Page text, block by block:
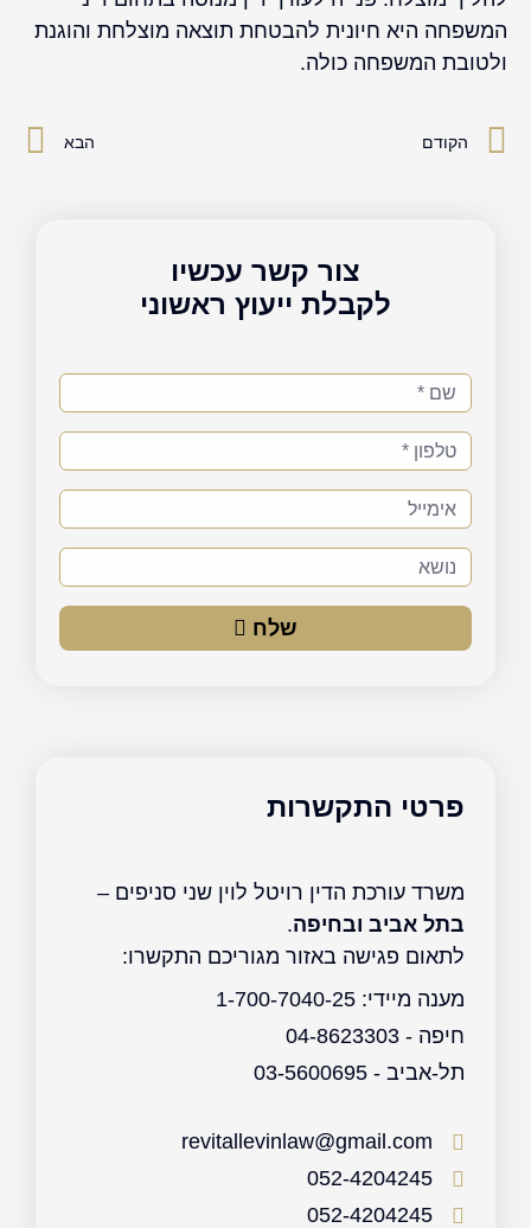
המשפחה היא חיונית להבטחת תוצאה מוצלחת והוגנת
ולטובת המשפחה כולה.
קודם
הקודם הבא
צור קשר עכשיו
לקבלת ייעוץ ראשוני
שם
טלפון
אימייל
נושא
שלח
פרטי התקשרות
משרד עורכת הדין רויטל לוין שני סניפים –
בתל אביב ובחיפה.
לתאום פגישה באזור מגוריכם התקשרו:
מענה מיידי: 1-700-7040-25
חיפה - 04-8623303
תל-אביב - 03-5600695
revitallevinlaw@gmail.com
052-4204245
052-4204245